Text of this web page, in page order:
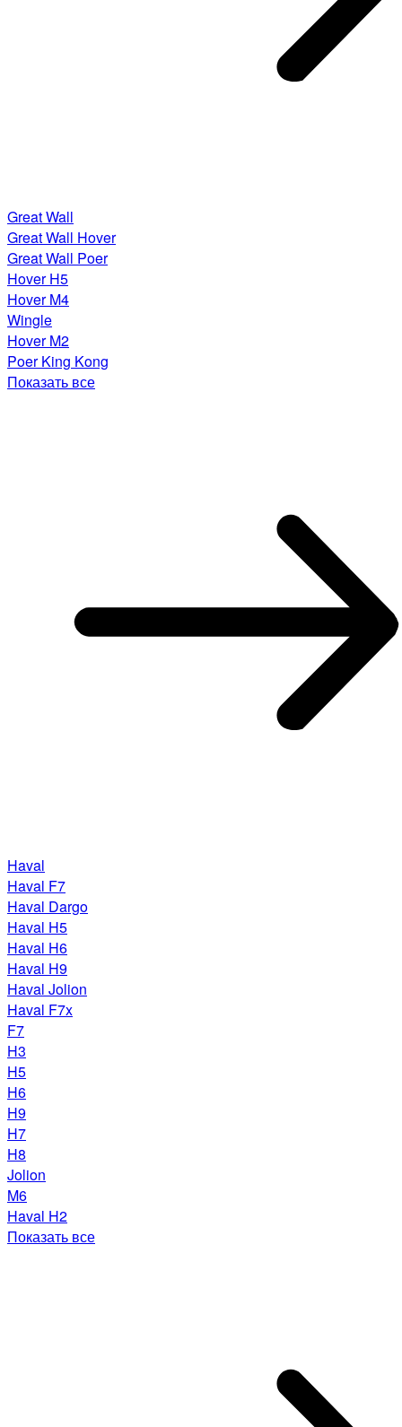
Great Wall
Great Wall Hover
Great Wall Poer
Hover H5
Hover M4
Wingle
Hover M2
Poer King Kong
Показать все
Haval
Haval F7
Haval Dargo
Haval H5
Haval H6
Haval H9
Haval Jolion
Haval F7x
F7
H3
H5
H6
H9
H7
H8
Jolion
M6
Haval H2
Показать все